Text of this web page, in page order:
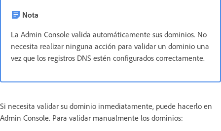
Nota
La Admin Console valida automáticamente sus dominios. No
necesita realizar ninguna acción para validar un dominio una
vez que los registros DNS estén configurados correctamente.
Si necesita validar su dominio inmediatamente, puede hacerlo en
Admin Console. Para validar manualmente los dominios: